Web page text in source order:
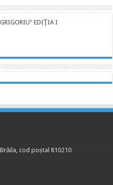
GRIGORIU" EDIŢIA I
cod poștal 810210